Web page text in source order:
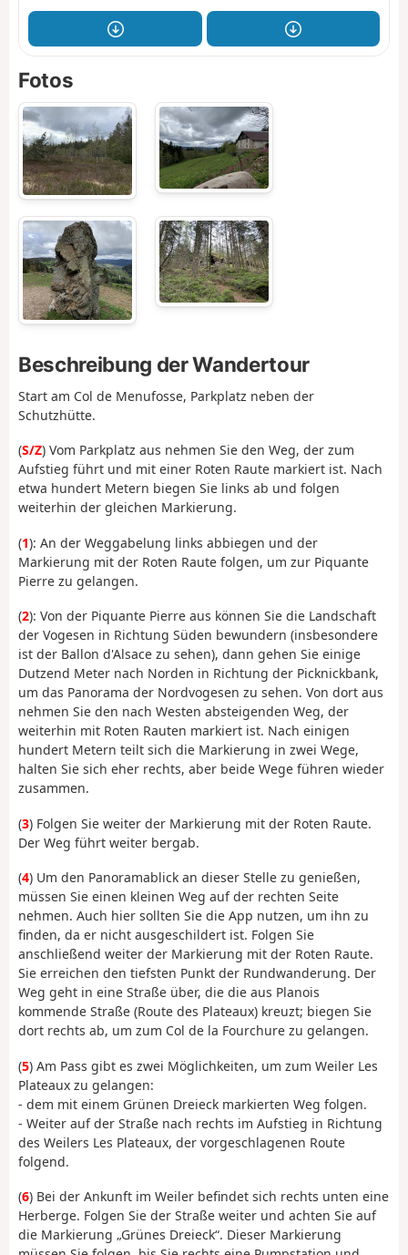
Fotos
Beschreibung der Wandertour
Start am Col de Menufosse, Parkplatz neben der
Schutzhütte.
(S/Z) Vom Parkplatz aus nehmen Sie den Weg, der zum
Aufstieg führt und mit einer Roten Raute markiert ist. Nach
etwa hundert Metern biegen Sie links ab und folgen
weiterhin der gleichen Markierung.
(1): An der Weggabelung links abbiegen und der
Markierung mit der Roten Raute folgen, um zur Piquante
Pierre zu gelangen.
(2): Von der Piquante Pierre aus können Sie die Landschaft
der Vogesen in Richtung Süden bewundern (insbesondere
ist der Ballon d'Alsace zu sehen), dann gehen Sie einige
Dutzend Meter nach Norden in Richtung der Picknickbank,
um das Panorama der Nordvogesen zu sehen. Von dort aus
nehmen Sie den nach Westen absteigenden Weg, der
weiterhin mit Roten Rauten markiert ist. Nach einigen
hundert Metern teilt sich die Markierung in zwei Wege,
halten Sie sich eher rechts, aber beide Wege führen wieder
zusammen.
(3) Folgen Sie weiter der Markierung mit der Roten Raute.
Der Weg führt weiter bergab.
(4) Um den Panoramablick an dieser Stelle zu genießen,
müssen Sie einen kleinen Weg auf der rechten Seite
nehmen. Auch hier sollten Sie die App nutzen, um ihn zu
finden, da er nicht ausgeschildert ist. Folgen Sie
anschließend weiter der Markierung mit der Roten Raute.
Sie erreichen den tiefsten Punkt der Rundwanderung. Der
Weg geht in eine Straße über, die die aus Planois
kommende Straße (Route des Plateaux) kreuzt; biegen Sie
dort rechts ab, um zum Col de la Fourchure zu gelangen.
(5) Am Pass gibt es zwei Möglichkeiten, um zum Weiler Les
Plateaux zu gelangen:
- dem mit einem Grünen Dreieck markierten Weg folgen.
- Weiter auf der Straße nach rechts im Aufstieg in Richtung
des Weilers Les Plateaux, der vorgeschlagenen Route
folgend.
(6) Bei der Ankunft im Weiler befindet sich rechts unten eine
Herberge. Folgen Sie der Straße weiter und achten Sie auf
die Markierung „Grünes Dreieck“. Dieser Markierung